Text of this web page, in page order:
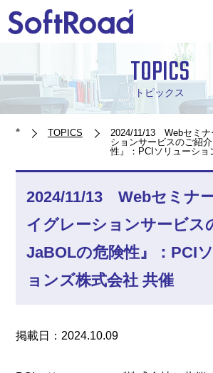
TOPICS
2024/11/13 Webセミナ
ションサービスのご紹
性』：PCIソリューショ
TOPICS
トピックス
2024/11/13 Webセミナ
イグレーションサービス
JaBOLの危険性』：PCI
ョンズ株式会社 共催
掲載日：2024.10.09